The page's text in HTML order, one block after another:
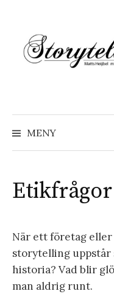
innehåll
MENY
Etikfrågor
När ett företag
storytelling uppstår
historia? Vad blir
man aldrig runt.